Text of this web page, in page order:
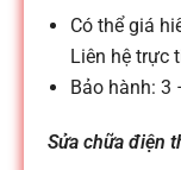
n
t
Có thể giá
Liên hệ trực
Bảo hành: 3
Sửa chữa điện